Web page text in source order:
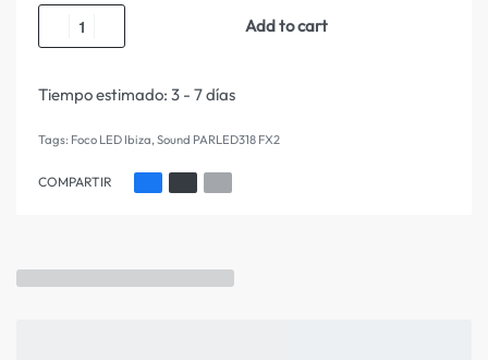
Add to cart
Tiempo estimado: 3 - 7 días
Tags: Foco LED Ibiza,Sound PARLED318 FX2
COMPARTIR